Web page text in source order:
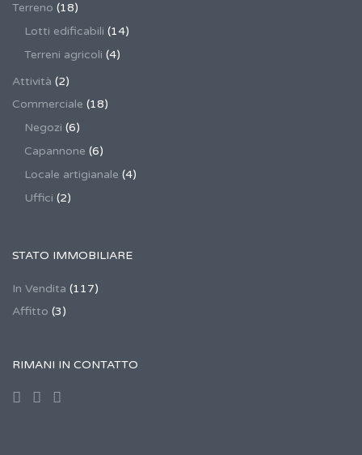
Terreno (18)
Lotti edificabili (14)
Terreni agricoli (4)
Attività (2)
Commerciale (18)
Negozi (6)
Capannone (6)
Locale artigianale (4)
Uffici (2)
STATO IMMOBILIARE
In Vendita (117)
Affitto (3)
RIMANI IN CONTATTO